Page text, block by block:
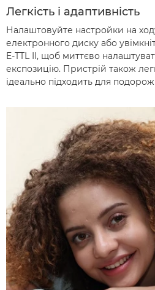
Легкість і адаптивність
Налаштовуйте настройки на
електронного диску або
E-TTL II, щоб миттєво
експозицію. Пристрій також
ідеально підходить для